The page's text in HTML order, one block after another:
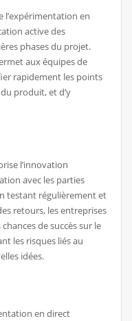
l’expérimentation en
active des
phases du projet.
aux équipes de
rapidement les points
produit, et d’y
l’innovation
avec les parties
testant régulièrement et
retours, les entreprises
de succès sur le
les risques liés au
idées.
en direct